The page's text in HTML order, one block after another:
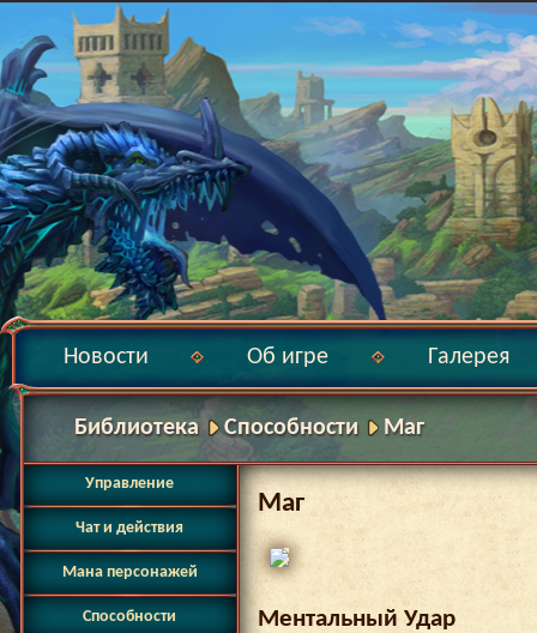
Новости Об игре Галерея
Библиотека Способности Маг
Управление
Чат и действия
Мана персонажей
Способности
Маг
Ментальный Удар